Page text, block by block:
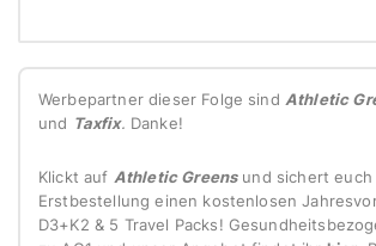
Werbepartner dieser Folge sind Athletic
und Taxfix. Danke!
Klickt auf Athletic Greensund sichert euch
Erstbestellung einen kostenlosen
D3+K2 & 5 Travel Packs!